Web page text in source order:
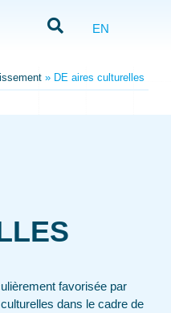
EN
» DE aires culturelles
favorisée par
dans le cadre de